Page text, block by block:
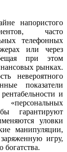
напористого
часто
телефонных
или через
при этом
рынках.
невероятного
показатели
и
гарантируют
уловки
манипуляции,
игру,